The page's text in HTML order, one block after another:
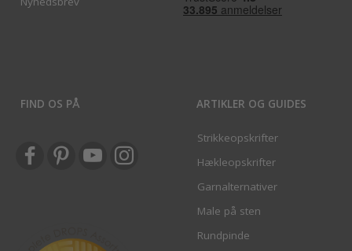
FIND OS PÅ ARTIKLER OG GUIDES
Strikkeopskrifter
Hækleopskrifter
Garnalternativer
Male på sten
Rundpinde